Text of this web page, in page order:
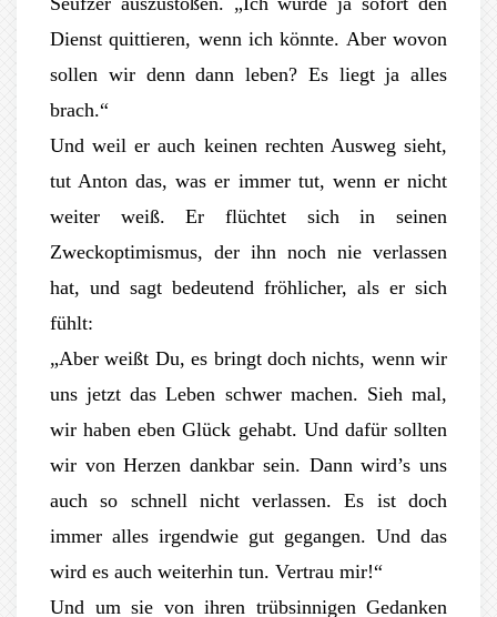
Dienst quittieren, wenn ich könnte. Aber wovon
sollen wir denn dann leben? Es liegt ja alles
brach.“
Und weil er auch keinen rechten Ausweg sieht,
tut Anton das, was er immer tut, wenn er nicht
weiter weiß. Er flüchtet sich in seinen
Zweckoptimismus, der ihn noch nie verlassen
hat, und sagt bedeutend fröhlicher, als er sich
fühlt:
„Aber weißt Du, es bringt doch nichts, wenn wir
uns jetzt das Leben schwer machen. Sieh mal,
wir haben eben Glück gehabt. Und dafür sollten
wir von Herzen dankbar sein. Dann wird’s uns
auch so schnell nicht verlassen. Es ist doch
immer alles irgendwie gut gegangen. Und das
wird es auch weiterhin tun. Vertrau mir!“
Und um sie von ihren trübsinnigen Gedanken